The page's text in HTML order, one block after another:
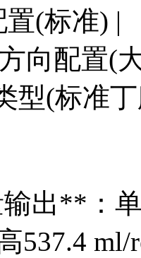
置(标准) |
向配置(
型(标准
出**：
537.4